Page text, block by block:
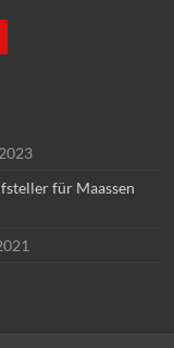
für Maassen